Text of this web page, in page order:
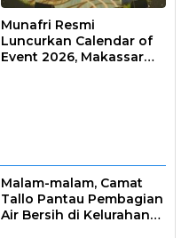
Munafri Resmi
Luncurkan Calendar of
Event 2026, Makassar
Malam-malam, Camat
Tallo Pantau Pembagian
Air Bersih di Kelurahan